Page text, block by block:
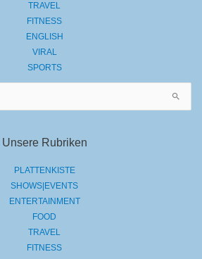
TRAVEL
FITNESS
ENGLISH
VIRAL
SPORTS
Unsere Rubriken
PLATTENKISTE
SHOWS|EVENTS
ENTERTAINMENT
FOOD
TRAVEL
FITNESS